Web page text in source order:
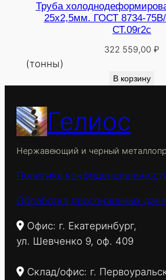
Труба
25х2,5мм. ГОСТ 8734-
СТ.09г2с
322 559,00 ₽
(тонны)
В корзину
Гелиос
Нержавеющий и черный
Политика
Обработка персональных
Офис: г. Екатеринбург,
ул. Шевченко 9, оф. 409
Склад/офис: г.